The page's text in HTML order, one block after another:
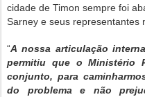
cidade de Timon sempre foi
Sarney e seus representantes
“A nossa articulação
permitiu que o Ministério
conjunto, para
do problema e não